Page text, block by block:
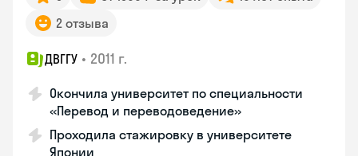
2 отзыва
ДВГГУ • 2011 г.
Окончила университет по специальности
«Перевод и переводоведение»
Проходила стажировку в университете
Японии